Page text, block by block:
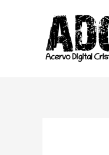
conteúdo